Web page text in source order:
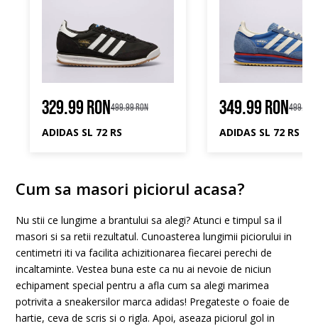
329.99 RON499.99 RON
ADIDAS SL 72 RS
349.99 RON499.99
ADIDAS SL 72 RS
Cum sa masori piciorul acasa?
Nu stii ce lungime a brantului sa alegi? Atunci e timpul sa il
masori si sa retii rezultatul. Cunoasterea lungimii piciorului in
centimetri iti va facilita achizitionarea fiecarei perechi de
incaltaminte. Vestea buna este ca nu ai nevoie de niciun
echipament special pentru a afla cum sa alegi marimea
potrivita a sneakersilor marca adidas! Pregateste o foaie de
hartie, ceva de scris si o rigla. Apoi, aseaza piciorul gol in